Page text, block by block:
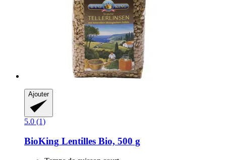
Ajouter
5.0 (1)
BioKing Lentilles Bio, 500 g